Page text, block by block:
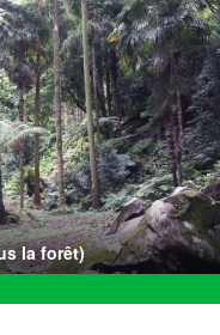
la forêt)